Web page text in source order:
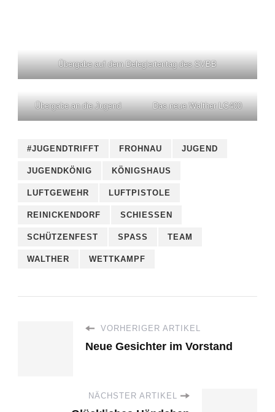
Übergabe auf dem Delegiertentag des SVBB
Übergabe an die Jugend Das neue Walther LG400
#JUGENDTRIFFT FROHNAU JUGEND
JUGENDKÖNIG KÖNIGSHAUS
LUFTGEWEHR LUFTPISTOLE
REINICKENDORF SCHIESSEN
SCHÜTZENFEST SPASS TEAM
WALTHER WETTKAMPF
VORHERIGER ARTIKEL
Neue Gesichter im Vorstand
NÄCHSTER ARTIKEL